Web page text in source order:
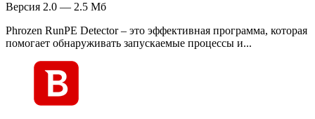
Версия 2.0 — 2.5 Мб
Phrozen RunPE Detector – это эффективная программа, которая
помогает обнаруживать запускаемые процессы и...